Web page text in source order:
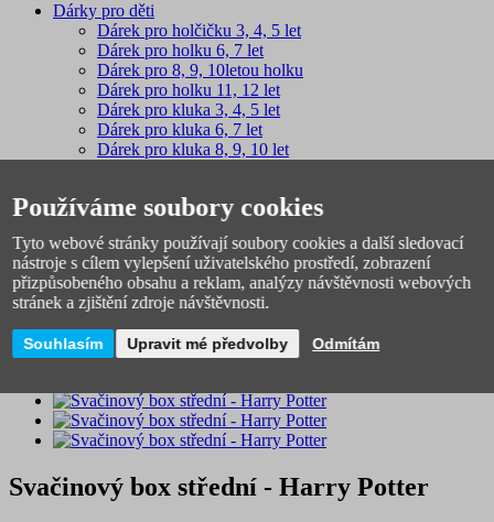
Dárky pro děti
Dárek pro holčičku 3, 4, 5 let
Dárek pro holku 6, 7 let
Dárek pro 8, 9, 10letou holku
Dárek pro holku 11, 12 let
Dárek pro kluka 3, 4, 5 let
Dárek pro kluka 6, 7 let
Dárek pro kluka 8, 9, 10 let
Školní potřeby
Láhve na pití a svačinové boxy
Boxy a krabičky na svačinu
Svačinový box dělený
Svačinový box střední - Harry Potter
NOVINKA
Svačinový box střední - Harry Potter
Používáme soubory cookies
Tyto webové stránky používají soubory cookies a další sledovací
nástroje s cílem vylepšení uživatelského prostředí, zobrazení
přizpůsobeného obsahu a reklam, analýzy návštěvnosti webových
stránek a zjištění zdroje návštěvnosti.
Souhlasím Upravit mé předvolby Odmítám